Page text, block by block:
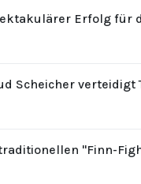
Erfolg für
Scheicher
"Finn-